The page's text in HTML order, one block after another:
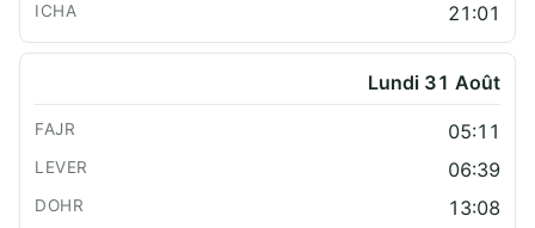
21:01
Lundi 31 Août
05:11
06:39
13:08